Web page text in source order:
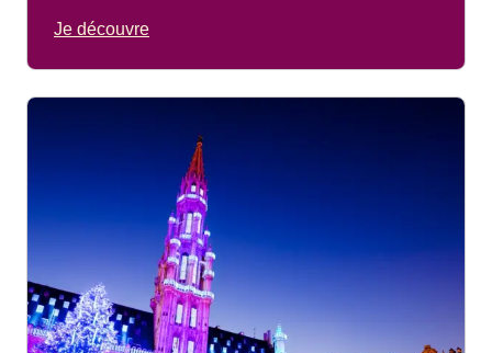
Je découvre